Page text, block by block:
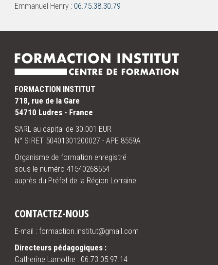
Emmanuel Henry : 06.75.38.30.79
FORMACTION INSTITUT
718, rue de la Gare
54710 Ludres - France
SARL au capital de 30.001 EUR
N° SIRET 50401301200027 - APE 8559A
Organisme de formation enregistré
sous le numéro 41540268554
auprès du Préfet de la Région Lorraine
CONTACTEZ-NOUS
E-mail : formaction.institut@gmail.com
Directeurs pédagogiques :
Catherine Lamothe : 06.73.05.97.14